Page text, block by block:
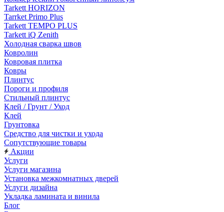
Tarkett HORIZON
Tarrket Primo Plus
Tarkett TEMPO PLUS
Tarkett iQ Zenith
Холодная сварка швов
Ковролин
Ковровая плитка
Ковры
Плинтус
Пороги и профиля
Стильный плинтус
Клей / Грунт / Уход
Клей
Грунтовка
Средство для чистки и ухода
Сопутствующие товары
Акции
Услуги
Услуги магазина
Установка межкомнатных дверей
Услуги дизайна
Укладка ламината и винила
Блог